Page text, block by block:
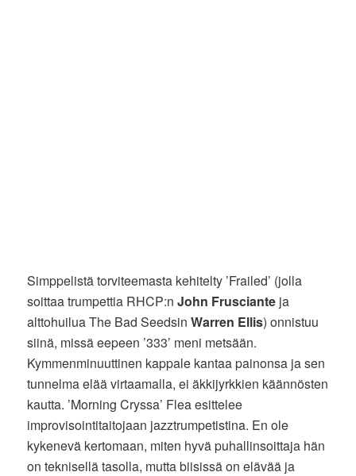
Simppelistä torviteemasta kehitelty ’Frailed’ (jolla
soittaa trumpettia RHCP:nJohn Frusciante ja
alttohuilua The Bad SeedsinWarren Ellis) onnistuu
siinä, missä eepeen ’333’ meni metsään.
Kymmenminuuttinen kappale kantaa painonsa ja sen
tunnelma elää virtaamalla, ei äkkijyrkkien käännösten
kautta. ’Morning Cryssa’ Flea esittelee
improvisointitaitojaan jazztrumpetistina. En ole
kykenevä kertomaan, miten hyvä puhallinsoittaja hän
on teknisellä tasolla, mutta biisissä on elävää ja